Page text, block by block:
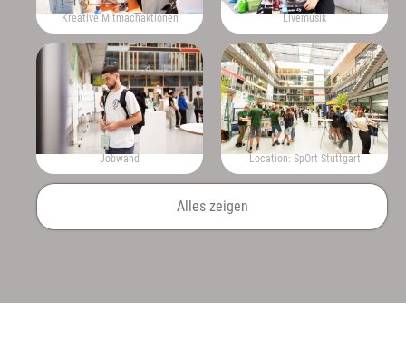
Kreative Mitmachaktionen Livemusik
Jobwand Location: SpOrt Stuttgart
Alles zeigen